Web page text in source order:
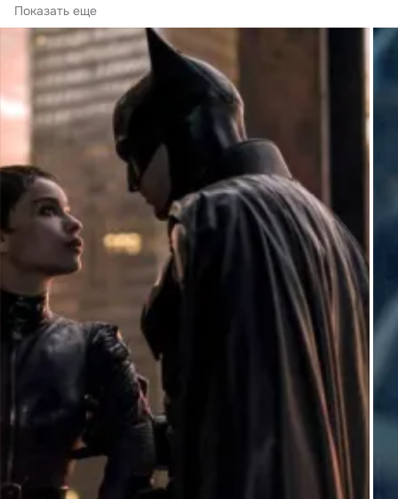
который играет Темного рыцаря в новом фильме «Бэтмен»,
раскритиковал костюм супергероя.
Показать еще